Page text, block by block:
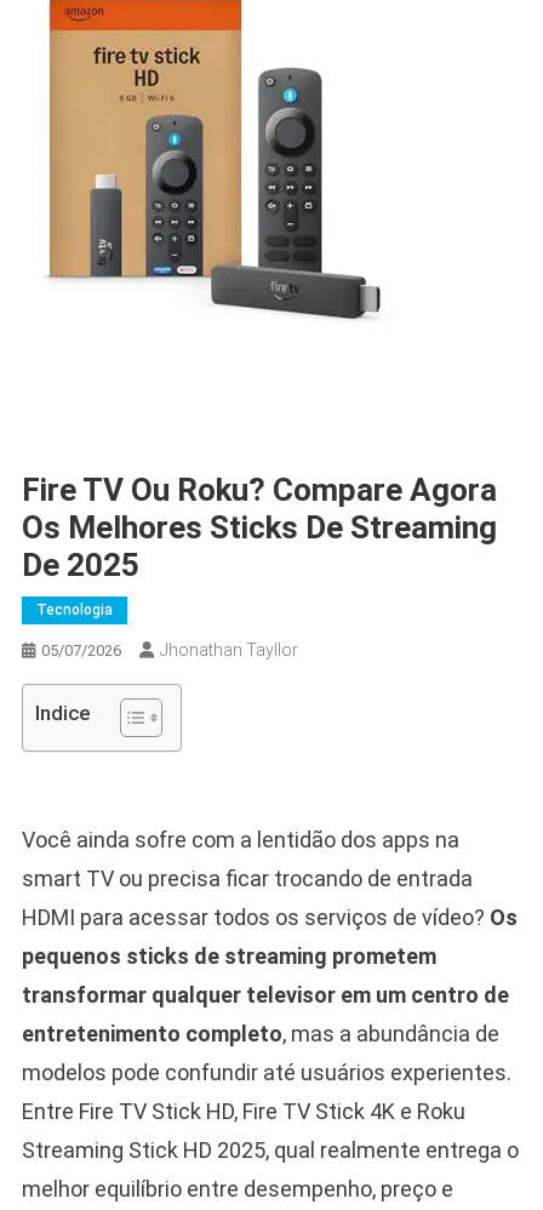
Fire TV Ou Roku? Compare Agora
Os Melhores Sticks De Streaming
De 2025
Tecnologia
05/07/2026 Jhonathan Tayllor
Indice
Você ainda sofre com a lentidão dos apps na
smart TV ou precisa ficar trocando de entrada
HDMI para acessar todos os serviços de vídeo? Os
pequenos sticks de streaming prometem
transformar qualquer televisor em um centro de
entretenimento completo, mas a abundância de
modelos pode confundir até usuários experientes.
Entre Fire TV Stick HD, Fire TV Stick 4K e Roku
Streaming Stick HD 2025, qual realmente entrega o
melhor equilíbrio entre desempenho, preço e